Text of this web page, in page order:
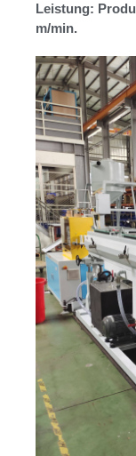
Leistung:
m/min.